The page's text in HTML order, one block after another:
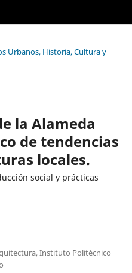
Urbanos, Historia, Cultura y
la Alameda
de tendencias
locales.
social y prácticas
Instituto Politécnico